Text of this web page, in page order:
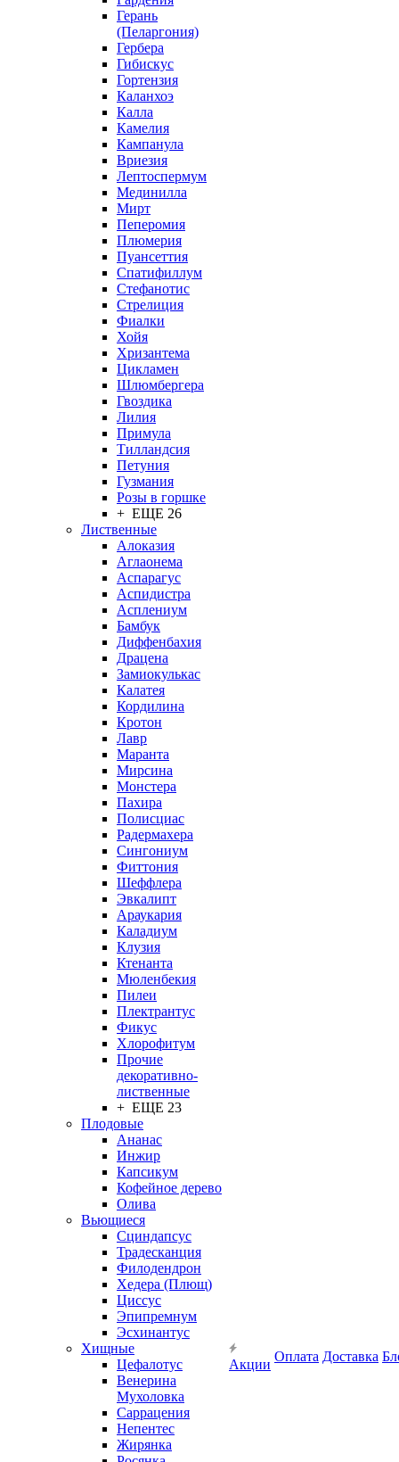
Герань
(Пеларгония)
Гербера
Гибискус
Гортензия
Каланхоэ
Калла
Камелия
Кампанула
Вриезия
Лептоспермум
Мединилла
Мирт
Пеперомия
Плюмерия
Пуансеттия
Спатифиллум
Стефанотис
Стрелиция
Фиалки
Хойя
Хризантема
Цикламен
Шлюмбергера
Гвоздика
Лилия
Примула
Тилландсия
Петуния
Гузмания
Розы в горшке
+ ЕЩЕ 26
Лиственные
Алоказия
Аглаонема
Аспарагус
Аспидистра
Асплениум
Бамбук
Диффенбахия
Драцена
Замиокулькас
Калатея
Кордилина
Кротон
Лавр
Маранта
Мирсина
Монстера
Пахира
Полисциас
Радермахера
Сингониум
Фиттония
Шеффлера
Эвкалипт
Араукария
Каладиум
Клузия
Ктенанта
Мюленбекия
Пилеи
Плектрантус
Фикус
Хлорофитум
Прочие
декоративно-
лиственные
+ ЕЩЕ 23
Плодовые
Ананас
Инжир
Капсикум
Кофейное дерево
Олива
Вьющиеся
Сциндапсус
Традесканция
Филодендрон
Хедера (Плющ)
Циссус
Эпипремнум
Эсхинантус
Хищные
Цефалотус
Венерина
Мухоловка
Саррацения
Непентес
Жирянка
Акции
Оплата Доставка